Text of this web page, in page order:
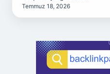
Temmuz 18, 2026